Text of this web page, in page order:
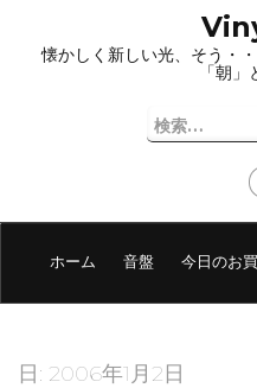
プ
懐かしく新しい光、そう・
「朝
検
索:
ホーム 音盤 今日のお
日: 2006年1月2日